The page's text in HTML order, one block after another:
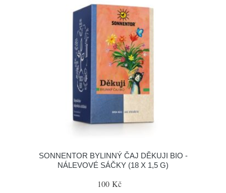
SONNENTOR BYLINNÝ ČAJ DĚKUJI BIO -
NÁLEVOVÉ SÁČKY (18 X 1,5 G)
100 Kč